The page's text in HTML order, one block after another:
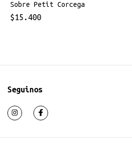
Sobre Petit Corcega
$15.400
Seguinos